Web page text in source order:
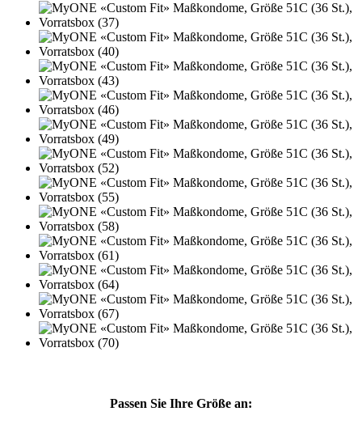
Passen Sie Ihre Größe an: